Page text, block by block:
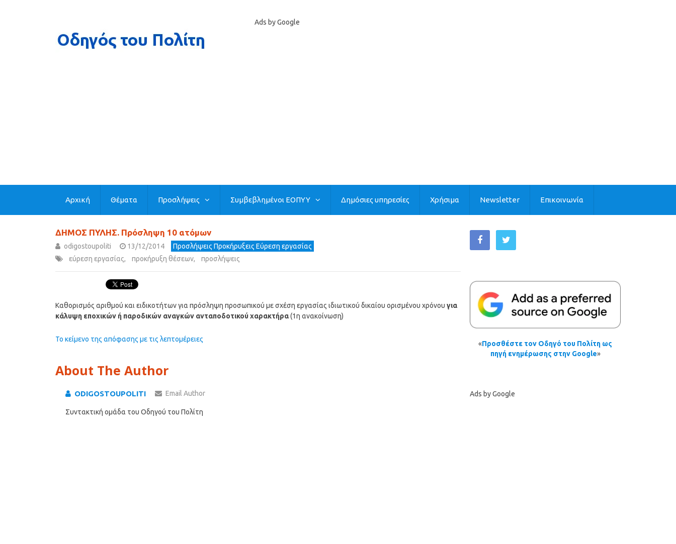
Ads by Google
Αρχική Θέματα Προσλήψεις Συμβεβλημένοι ΕΟΠΥΥ Δημόσιες υπηρεσίες Χρήσιμα Newsletter Επικοινωνία
ΔΗΜΟΣ ΠΥΛΗΣ. Πρόσληψη 10 ατόμων
odigostoupoliti 13/12/2014
Προσλήψεις Προκήρυξεις Εύρεση εργασίας
εύρεση εργασίας, προκήρυξη θέσεων, προσλήψεις
Καθορισμός αριθμού και ειδικοτήτων για πρόσληψη προσωπικού με σχέση εργασίας ιδιωτικού δικαίου ορισμένου χρόνου για
κάλυψη εποχικών ή παροδικών αναγκών ανταποδοτικού χαρακτήρα(1η ανακοίνωση)
Το κείμενο της απόφασης με τις λεπτομέρειες
About The Author
ODIGOSTOUPOLITI Email Author
Συντακτική ομάδα του Οδηγού του Πολίτη
«Προσθέστε τον Οδηγό του Πολίτη ως
πηγή ενημέρωσης στην Google»
Ads by Google